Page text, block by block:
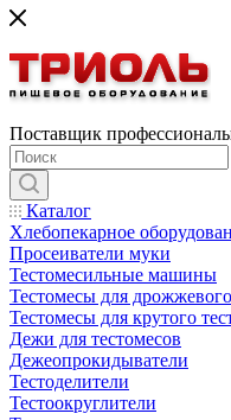
Поставщик
Каталог
Хлебопекарное
Просеиватели муки
Тестомесильные машины
Тестомесы для дрожжевого
Тестомесы для крутого
Дежи для тестомесов
Дежеопрокидыватели
Тестоделители
Тестоокруглители